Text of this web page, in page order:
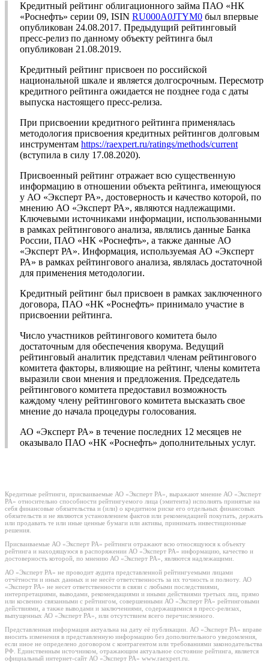
Кредитный рейтинг облигационного займа ПАО «НК
«Роснефть» серии 09, ISIN RU000A0JTYM0 был впервые
опубликован 24.08.2017. Предыдущий рейтинговый
пресс-релиз по данному объекту рейтинга был
опубликован 21.08.2019.
Кредитный рейтинг присвоен по российской
национальной шкале и является долгосрочным. Пересмотр
кредитного рейтинга ожидается не позднее года с даты
выпуска настоящего пресс-релиза.
При присвоении кредитного рейтинга применялась
методология присвоения кредитных рейтингов долговым
инструментам https://raexpert.ru/ratings/methods/current
(вступила в силу 17.08.2020).
Присвоенный рейтинг отражает всю существенную
информацию в отношении объекта рейтинга, имеющуюся
у АО «Эксперт РА», достоверность и качество которой, по
мнению АО «Эксперт РА», являются надлежащими.
Ключевыми источниками информации, использованными
в рамках рейтингового анализа, являлись данные Банка
России, ПАО «НК «Роснефть», а также данные АО
«Эксперт РА». Информация, используемая АО «Эксперт
РА» в рамках рейтингового анализа, являлась достаточной
для применения методологии.
Кредитный рейтинг был присвоен в рамках заключенного
договора, ПАО «НК «Роснефть» принимало участие в
присвоении рейтинга.
Число участников рейтингового комитета было
достаточным для обеспечения кворума. Ведущий
рейтинговый аналитик представил членам рейтингового
комитета факторы, влияющие на рейтинг, члены комитета
выразили свои мнения и предложения. Председатель
рейтингового комитета предоставил возможность
каждому члену рейтингового комитета высказать свое
мнение до начала процедуры голосования.
АО «Эксперт РА» в течение последних 12 месяцев не
оказывало ПАО «НК «Роснефть» дополнительных услуг.
Кредитные рейтинги, присваиваемые АО «Эксперт РА», выражают мнение АО «Эксперт
РА» относительно способности рейтингуемого лица (эмитента) исполнять принятые на
себя финансовые обязательства и (или) о кредитном риске его отдельных финансовых
обязательств и не являются установлением фактов или рекомендацией покупать, держать
или продавать те или иные ценные бумаги или активы, принимать инвестиционные
решения.
Присваиваемые АО «Эксперт РА» рейтинги отражают всю относящуюся к объекту
рейтинга и находящуюся в распоряжении АО «Эксперт РА» информацию, качество и
достоверность которой, по мнению АО «Эксперт РА», являются надлежащими.
АО «Эксперт РА» не проводит аудита представленной рейтингуемыми лицами
отчётности и иных данных и не несёт ответственность за их точность и полноту. АО
«Эксперт РА» не несет ответственности в связи с любыми последствиями,
интерпретациями, выводами, рекомендациями и иными действиями третьих лиц, прямо
или косвенно связанными с рейтингом, совершенными АО «Эксперт РА» рейтинговыми
действиями, а также выводами и заключениями, содержащимися в пресс-релизах,
выпущенных АО «Эксперт РА», или отсутствием всего перечисленного.
Представленная информация актуальна на дату её публикации. АО «Эксперт РА» вправе
вносить изменения в представленную информацию без дополнительного уведомления,
если иное не определено договором с контрагентом или требованиями законодательства
РФ. Единственным источником, отражающим актуальное состояние рейтинга, является
официальный интернет-сайт АО «Эксперт РА» www.raexpert.ru.